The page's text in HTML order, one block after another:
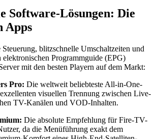
Software-Lösungen: Die
Apps
blitzschnelle Umschaltzeiten und
elektronischen Programmguide (EPG)
mit den besten Playern auf dem Markt:
Pro: Die weltweit beliebteste All-in-One-
visuellen Trennung zwischen Live-
TV-Kanälen und VOD-Inhalten.
Die absolute Empfehlung für Fire-TV-
da die Menüführung exakt dem